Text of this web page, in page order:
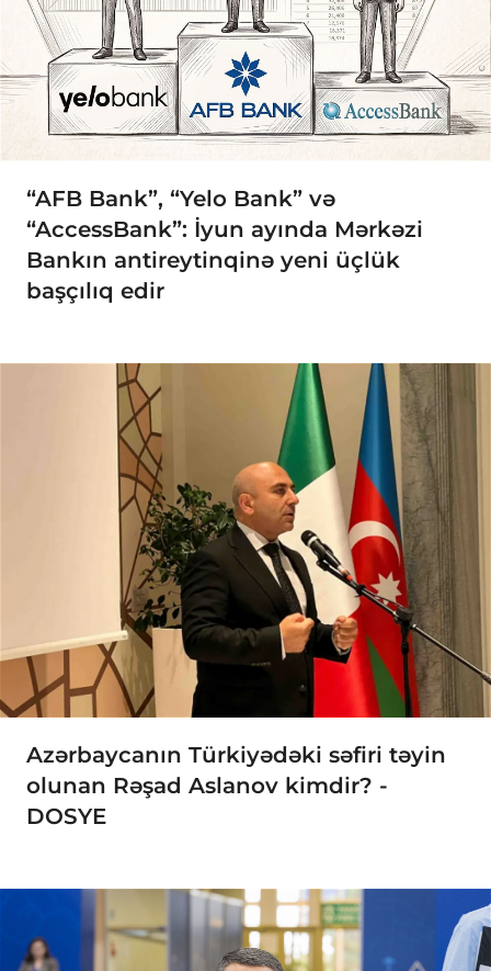
“AFB Bank”, “Yelo Bank” və
“AccessBank”: İyun ayında Mərkəzi
Bankın antireytinqinə yeni üçlük
başçılıq edir
Azərbaycanın Türkiyədəki səfiri təyin
olunan Rəşad Aslanov kimdir? -
DOSYE